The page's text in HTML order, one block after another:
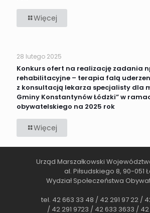
budżetu
Więcej
Konkurs
np. “Zdrowe
dzieci
na PLUS”
w ramach
budżetu
obywatelskiego
na 2025
28 lutego 2025
Konkurs ofert na realizację zadania
rehabilitacyjne – terapia falą
z konsultacją lekarza specjalisty dla
Gminy Konstantynów Łódzki” w
obywatelskiego na 2025 rok
Więcej
Konkurs
zadania
np. “Zabiegi
rehabilitacyjne
–
falą
uderzeniową
Urząd Marszałkowski
al. Piłsudskiego 8, 90-051
Wydział Społeczeństwa
tel. 42 663 33 48 / 42 291 97 22 /
/ 42 291 9723 / 42 633 3633 / 42